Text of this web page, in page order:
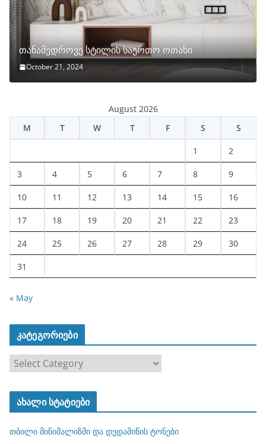
თანამედროვე სტილის საერთო ოთახი
October 21, 2024
August 2026
M
T W T F S S
1 2
3 4 5 6 7 8 9
10 11 12 13 14 15 16
17 18 19 20 21 22 23
24 25 26 27 28 29 30
31
« May
კატეგორიები
ტ
ო
ახალი სტატიები
თბილი მინიმალიზმი და დედამიწის ტონები